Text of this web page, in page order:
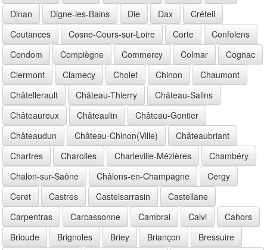
Dinan
Digne-les-Bains Die Dax
Créteil
Coutances
Cosne-Cours-sur-Loire Corte
Confolens
Condom
Compiègne Commercy Colmar
Cognac
Clermont
Clamecy Cholet Chinon
Chaumont
Châtellerault
Château-Thierry
Château-Salins
Châteauroux
Châteaulin
Château-Gontier
Châteaudun
Château-Chinon(Ville)
Châteaubriant
Chartres
Charolles Charleville-Mézières
Chambéry
Chalon-sur-Saône
Châlons-en-Champagne
Cergy
Ceret
Castres Castelsarrasin
Castellane
Carpentras
Carcassonne Cambrai Calvi
Cahors
Brioude
Brignoles Briey Briançon
Bressuire